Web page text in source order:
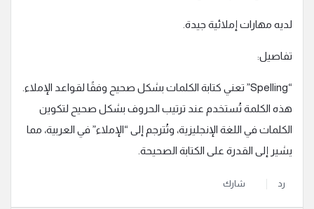
لديه مهارات إملائية جيدة.
تفاصيل:
“Spelling” تعني كتابة الكلمات بشكل صحيح وفقًا لقواعد الإملاء.
هذه الكلمة تُستخدم عند ترتيب الحروف بشكل صحيح لتكوين
الكلمات في اللغة الإنجليزية، وتُترجم إلى “الإملاء” في العربية، مما
يشير إلى القدرة على الكتابة الصحيحة.
رد شارك